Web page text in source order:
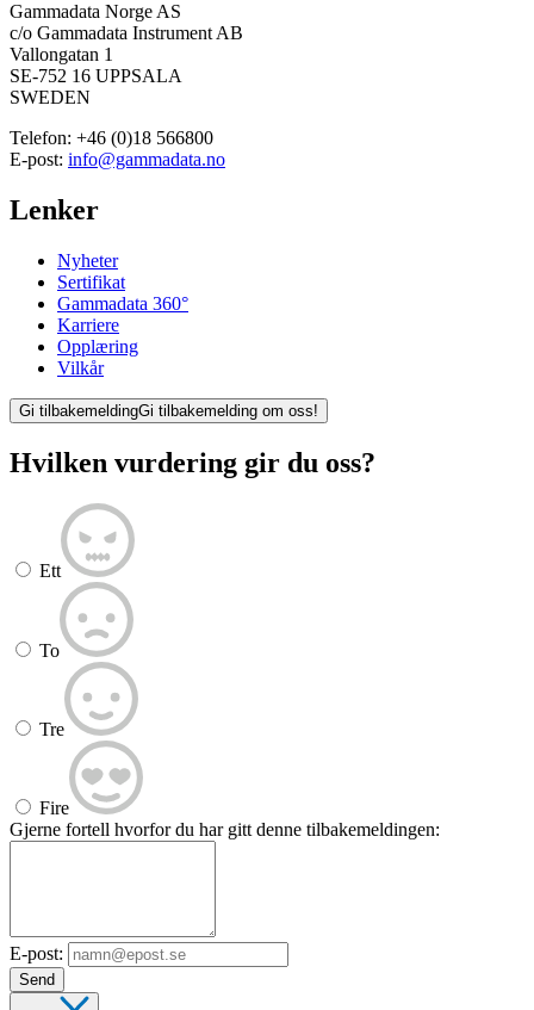
Gammadata Norge AS
c/o Gammadata Instrument AB
Vallongatan 1
SE-752 16 UPPSALA
SWEDEN
Telefon: +46 (0)18 566800
E-post: info@gammadata.no
Lenker
Nyheter
Sertifikat
Gammadata 360°
Karriere
Opplæring
Vilkår
Gi tilbakemeldingGi tilbakemelding om oss!
Hvilken vurdering gir du oss?
Ett
To
Tre
Fire
Gjerne fortell hvorfor du har gitt denne tilbakemeldingen:
E-post:
Send